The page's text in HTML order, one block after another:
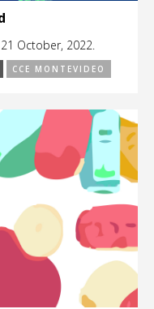
October, 2022.
CCE MONTEVIDEO